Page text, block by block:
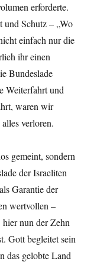
erforderte.
und Schutz – „Wo
einfach nur die
ihr einen
Bundeslade
Weiterfahrt und
waren wir
verloren.
gemeint, sondern
der Israeliten
Garantie der
wertvollen –
nun der Zehn
Gott begleitet sein
das gelobte Land